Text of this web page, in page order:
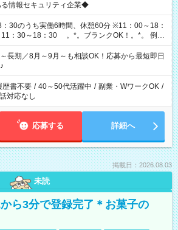
情報セキュリティ企業◆
30のうち実働6時間、休憩60分 ※11：00～18：
。*。ブランクOK！。*。 例え
/財団法人/事務/コールセンター/受付/販売/カフェ
ーツ販売/ホテルフロント/化粧品販売/など 様々な
て活躍されています♪
長期／8月～9月～も相談OK！応募から最短即日
歴書不要 / 40～50代活躍中 / 副業・WワークOK /
対応なし
応募する 詳細へ
掲載日：2026.08.03
未読
から3分で登録完了＊お菓子の